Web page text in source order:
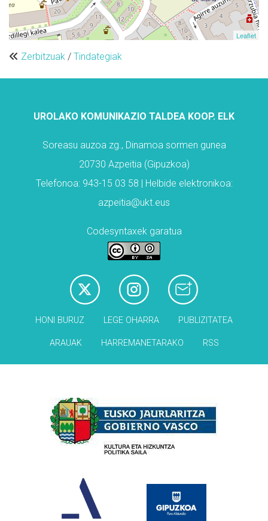
Leaflet
Zerbitzuak / Tindategiak
UROLAKO KOMUNIKAZIO TALDEA KOOP. ELK
Soreasu auzoa zg., Dinamoa sormen gunea
20730 Azpeitia (Gipuzkoa)
Telefonoa: 943-15 03 58 | Helbide elektronikoa:
azpeitia@ukt.eus
Codesyntaxek garatua
HONI BURUZ LEGE OHARRA PUBLIZITATEA
ARAUAK HARREMANETARAKO RSS